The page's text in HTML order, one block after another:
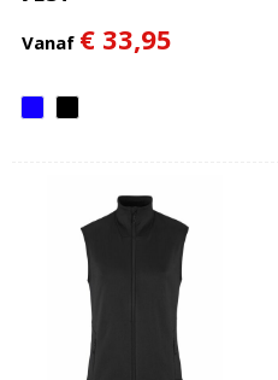
Vanaf € 33,95